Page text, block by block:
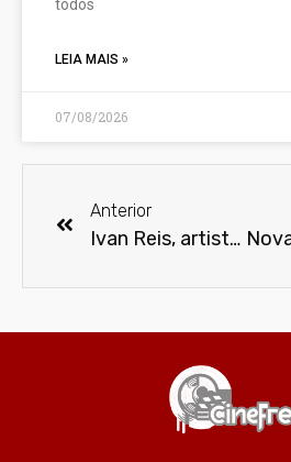
todos
LEIA MAIS »
07/08/2026
Anterior
Ivan Reis, artista exclusivo da DC Comics, confirma presença na CCXP18